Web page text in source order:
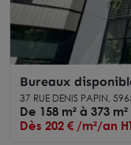
Bureaux
d'Ascq - Espaces
37 RUE DENIS PAPIN,
De 158 m² à 373 m²
Dès 202 € /m²/an